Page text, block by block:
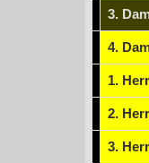
3.
4.
1.
2.
3.